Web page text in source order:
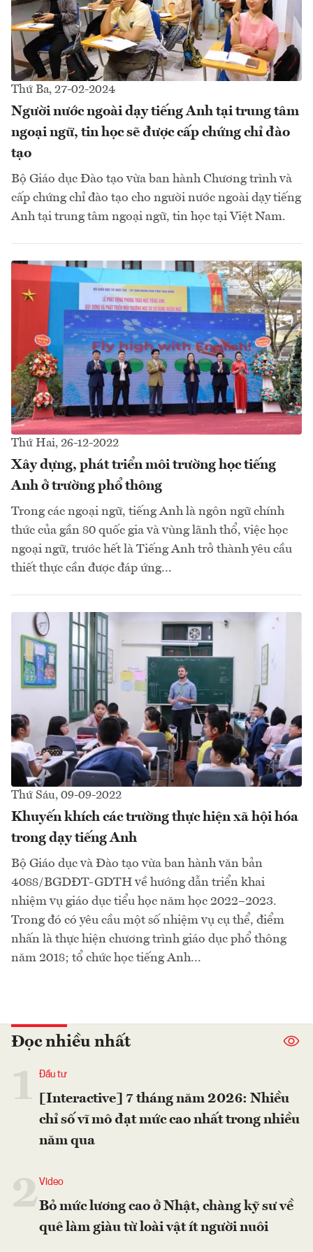
Thứ Ba, 27-02-2024
Người nước ngoài dạy tiếng Anh tại trung tâm
ngoại ngữ, tin học sẽ được cấp chứng chỉ đào
tạo
Bộ Giáo dục Đào tạo vừa ban hành Chương trình và
cấp chứng chỉ đào tạo cho người nước ngoài dạy tiếng
Anh tại trung tâm ngoại ngữ, tin học tại Việt Nam.
Thứ Hai, 26-12-2022
Xây dựng, phát triển môi trường học tiếng
Anh ở trường phổ thông
Trong các ngoại ngữ, tiếng Anh là ngôn ngữ chính
thức của gần 80 quốc gia và vùng lãnh thổ, việc học
ngoại ngữ, trước hết là Tiếng Anh trở thành yêu cầu
thiết thực cần được đáp ứng...
Thứ Sáu, 09-09-2022
Khuyến khích các trường thực hiện xã hội hóa
trong dạy tiếng Anh
Bộ Giáo dục và Đào tạo vừa ban hành văn bản
4088/BGDĐT-GDTH về hướng dẫn triển khai
nhiệm vụ giáo dục tiểu học năm học 2022–2023.
Trong đó có yêu cầu một số nhiệm vụ cụ thể, điểm
nhấn là thực hiện chương trình giáo dục phổ thông
năm 2018; tổ chức học tiếng Anh...
Đọc nhiều nhất
Đầu tư
[Interactive] 7 tháng năm 2026: Nhiều
chỉ số vĩ mô đạt mức cao nhất trong nhiều
năm qua
2Video
Bỏ mức lương cao ở Nhật, chàng kỹ sư về
quê làm giàu từ loài vật ít người nuôi